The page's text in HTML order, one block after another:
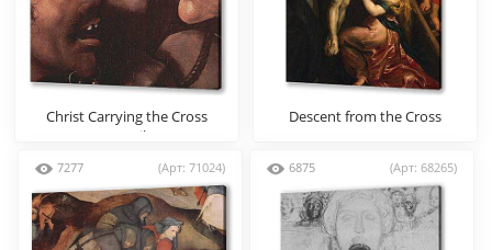
Christ Carrying the Cross
(Detail)
Descent from the Cross
7277 (Арт: 71024) 6875 (Арт: 68265)